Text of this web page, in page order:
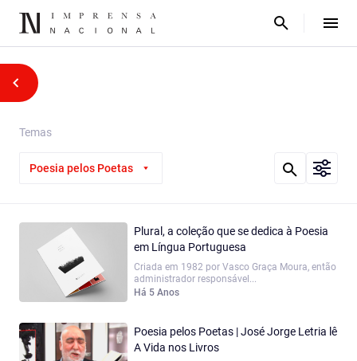
Temas
Poesia pelos Poetas
Plural, a coleção que se dedica à Poesia
em Língua Portuguesa
Criada em 1982 por Vasco Graça Moura, então
administrador responsável...
Há 5 Anos
Poesia pelos Poetas | José Jorge Letria lê
A Vida nos Livros